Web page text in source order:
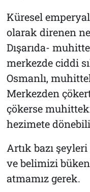
Küresel
olarak direnen
Dışarıda-
merkezde ciddi
Osmanlı,
Merkezden
çökerse
hezimete
Artık bazı
ve belimizi
atmamız gerek.